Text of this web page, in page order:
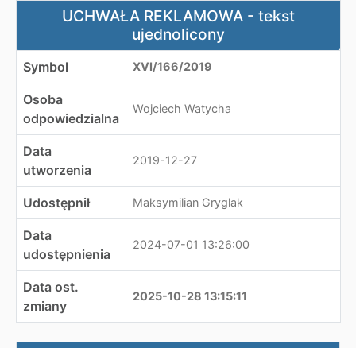
UCHWAŁA REKLAMOWA - tekst ujednolicony
UCHWAŁA REKLAMOWA - tekst
ujednolicony
Symbol XVI/166/2019
Osoba
odpowiedzialna
Wojciech Watycha
Data
utworzenia
2019-12-27
Udostępnił Maksymilian Gryglak
Data
udostępnienia
2024-07-01 13:26:00
Data ost.
zmiany
2025-10-28 13:15:11